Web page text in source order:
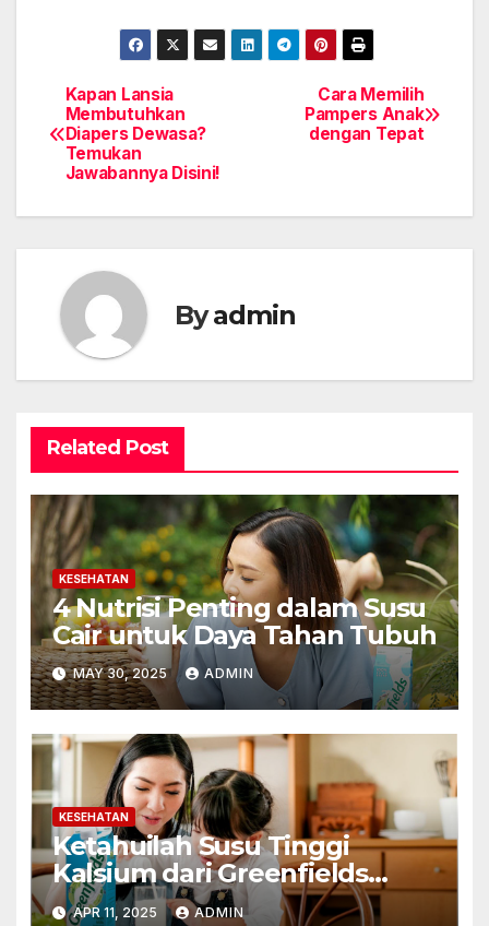
Post
navigation
Cara Memilih
Pampers Anak
dengan Tepat
Kapan Lansia
Membutuhkan
Diapers Dewasa?
Temukan
Jawabannya Disini!
Byadmin
Related Post
KESEHATAN
4 Nutrisi Penting dalam Susu
Cair untuk Daya Tahan Tubuh
MAY 30, 2025 ADMIN
KESEHATAN
Ketahuilah Susu Tinggi
Kalsium dari Greenfields
untuk Kesehatan Tulang
APR 11, 2025 ADMIN